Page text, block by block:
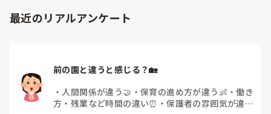
体をひねる、少し立ち上がる、体を折りたたむような姿勢に
腰痛、膝痛お持ちの方は、どの程度の痛みで働かれているの
でしょうか。
しかし寝かしつけに入る前にトイレでしっかり排尿している
ので、その子には待っててねといい外に出ていました。今日
しているように見えると言われました。
日頃からそのことの関わりはしっかり持てるように意識はし
ていますが…
今後どのように関わっていけばいいのか悩んでいます。
最近のリアルアンケート
前の園と違うと感じる？🏡
・ 人間関係が違う🤝 ・ 保育の進め方が違う👶 ・働き
方・残業など時間の違い⏰ ・保護者の雰囲気が違う